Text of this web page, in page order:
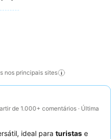
nos principais sites
de 1.000+ comentários · Última
ideal para turistas e